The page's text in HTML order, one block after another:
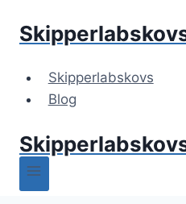
Skipperlabskovs
Blog